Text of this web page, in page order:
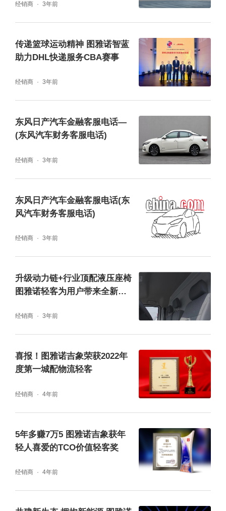
经销商 3年前
传递篮球运动精神 图雅诺智蓝
助力DHL快递服务CBA赛事
经销商 3年前
东风日产汽车金融客服电话—
(东风汽车财务客服电话)
经销商 3年前
东风日产汽车金融客服电话(东
风汽车财务客服电话)
经销商 3年前
升级动力链+行业顶配液压座椅
图雅诺轻客为用户带来全新体
经销商 3年前
喜报！图雅诺吉象荣获2022年
度第一城配物流轻客
经销商 4年前
5年多赚7万5 图雅诺吉象获年
轻人喜爱的TCO价值轻客奖
经销商 4年前